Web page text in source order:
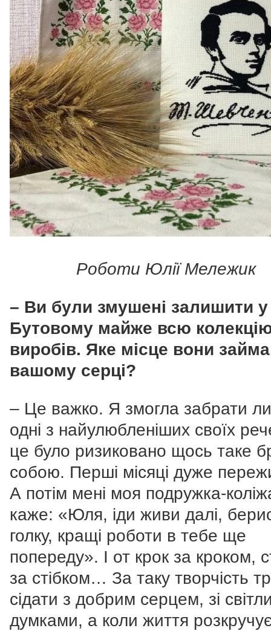
Роботи Юлії Мележик
– Ви були змушені залишити у
Бутовому майже всю
виробів. Яке місце вони
вашому серці?
– Це важко. Я змогла забрати
одні з найулюбленіших своїх
це було ризиковано щось таке
собою. Перші місяці дуже
А потім мені моя подружка-
каже: «Юля, іди живи далі,
голку, кращі роботи в тебе ще
попереду». І от крок за кроком,
за стібком… За таку творчість
сідати з добрим серцем, зі
думками, а коли життя